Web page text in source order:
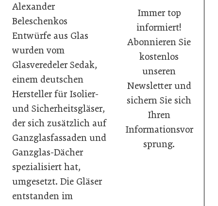
Alexander
Beleschenkos
Entwürfe aus Glas
wurden vom
Glasveredeler Sedak,
einem deutschen
Hersteller für Isolier-
und Sicherheitsgläser,
der sich zusätzlich auf
Ganzglasfassaden und
Ganzglas-Dächer
spezialisiert hat,
umgesetzt. Die Gläser
entstanden im
Immer top
informiert!
Abonnieren Sie
kostenlos
unseren
Newsletter und
sichern Sie sich
Ihren
Informationsvor
sprung.